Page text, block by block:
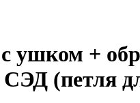
ушком +
(петля